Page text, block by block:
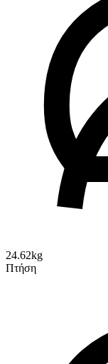
24.62kg
Πτήση